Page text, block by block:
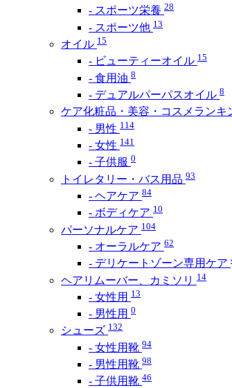
- スポーツ栄養 28
- スポーツ他 13
オイル 15
- ビューティーオイル 15
- 食用油 8
- デュアルパーパスオイル 8
ケア化粧品・美容・コスメランキ
- 男性 114
- 女性 141
- 子供服 0
トイレタリー・バス用品 93
- ヘアケア 84
- ボディケア 10
パーソナルケア 104
- オーラルケア 62
- デリケートゾーン専用ケア
ヘアリムーバー、カミソリ 14
- 女性用 13
- 男性用 0
シューズ 132
- 女性用靴 94
- 男性用靴 98
- 子供用靴 46